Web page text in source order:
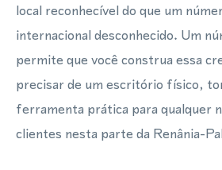
local reconhecível do que um
internacional desconhecido. Um
permite que você construa essa
precisar de um escritório físico,
ferramenta prática para qualquer
clientes nesta parte da Renânia-